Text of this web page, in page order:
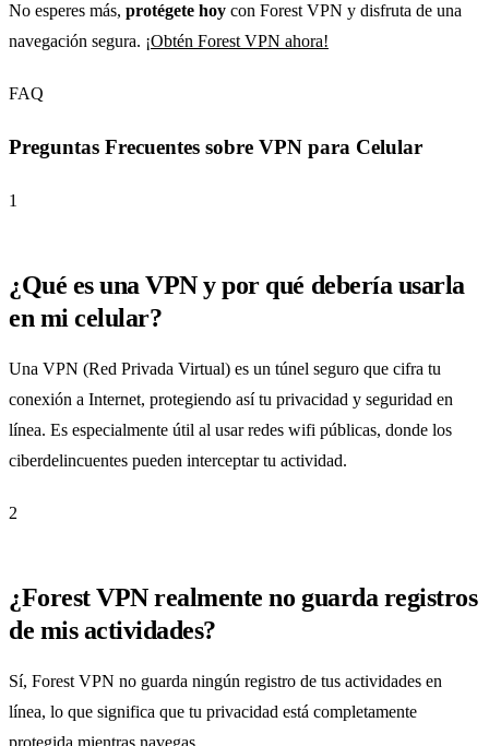
No esperes más, protégete hoy con Forest VPN y disfruta de una
navegación segura. ¡Obtén Forest VPN ahora!
FAQ
Preguntas Frecuentes sobre VPN para Celular
1
¿Qué es una VPN y por qué debería usarla
en mi celular?
Una VPN (Red Privada Virtual) es un túnel seguro que cifra tu
conexión a Internet, protegiendo así tu privacidad y seguridad en
línea. Es especialmente útil al usar redes wifi públicas, donde los
ciberdelincuentes pueden interceptar tu actividad.
2
¿Forest VPN realmente no guarda registros
de mis actividades?
Sí, Forest VPN no guarda ningún registro de tus actividades en
línea, lo que significa que tu privacidad está completamente
protegida mientras navegas.